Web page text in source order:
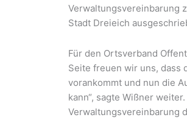
Verwaltungsvereinbarung
Stadt Dreieich
Für den Ortsverband
Seite freuen wir uns, dass
vorankommt und nun die
kann“, sagte Wißner
Verwaltungsvereinbarung